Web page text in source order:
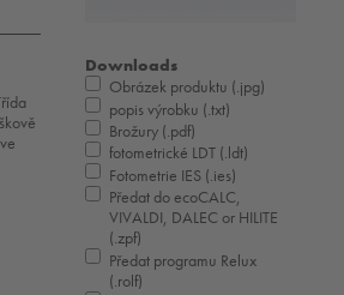
Downloads
Obrázek produktu (.jpg)
popis výrobku (.txt)
Brožury (.pdf)
fotometrické LDT (.ldt)
Fotometrie IES (.ies)
Předat do ecoCALC,
VIVALDI, DALEC or HILITE
(.zpf)
Předat programu Relux
(.rolf)